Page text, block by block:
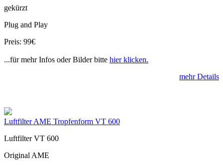
gekürzt
Plug and Play
Preis: 99€
...für mehr Infos oder Bilder bitte hier klicken.
mehr Details
Luftfilter AME Tropfenform VT 600
Luftfilter VT 600
Original AME